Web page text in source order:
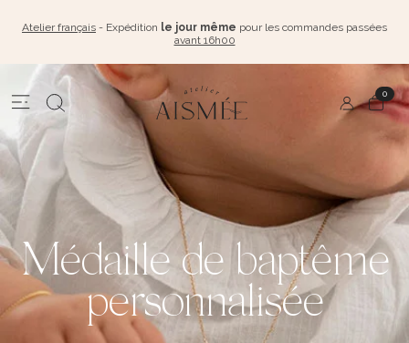
Atelier français - Expédition le jour même pour les commandes passées
avant 16h00
0
Médaille de baptême
personnalisée